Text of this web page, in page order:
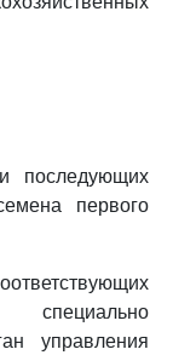
последующих
первого
управления